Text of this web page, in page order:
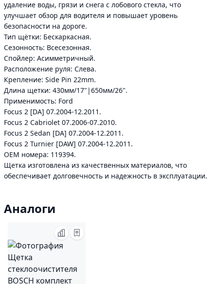
удаление воды, грязи и снега с лобового стекла, что
улучшает обзор для водителя и повышает уровень
безопасности на дороге.
Тип щётки: Бескаркасная.
Сезонность: Всесезонная.
Спойлер: Асимметричный.
Расположение руля: Слева.
Крепление: Side Pin 22mm.
Длина щетки: 430мм/17"|650мм/26".
Применимость: Ford
Focus 2 [DA] 07.2004-12.2011.
Focus 2 Cabriolet 07.2006-07.2010.
Focus 2 Sedan [DA] 07.2004-12.2011.
Focus 2 Turnier [DAW] 07.2004-12.2011.
ОЕМ номера: 119394.
Щетка изготовлена из качественных материалов, что
обеспечивает долговечность и надежность в эксплуатации.
Аналоги